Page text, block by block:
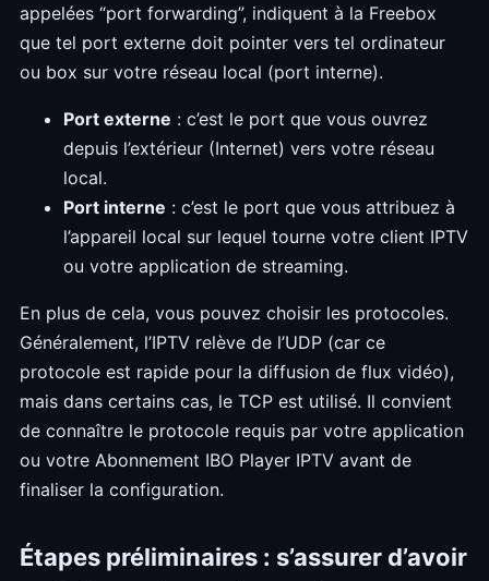
appelées “port forwarding”, indiquent à la Freebox
que tel port externe doit pointer vers tel ordinateur
ou box sur votre réseau local (port interne).
Port externe : c’est le port que vous ouvrez
depuis l’extérieur (Internet) vers votre réseau
local.
Port interne : c’est le port que vous attribuez à
l’appareil local sur lequel tourne votre client IPTV
ou votre application de streaming.
En plus de cela, vous pouvez choisir les protocoles.
Généralement, l’IPTV relève de l’UDP (car ce
protocole est rapide pour la diffusion de flux vidéo),
mais dans certains cas, le TCP est utilisé. Il convient
de connaître le protocole requis par votre application
ou votre Abonnement IBO Player IPTV avant de
finaliser la configuration.
Étapes préliminaires : s’assurer d’avoir